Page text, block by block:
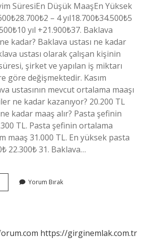
SüresiEn Düşük MaaşEn Yüksek
– 4 yıl18.700₺34.500₺5
yıl +21.900₺37. Baklava
ne kadar? Baklava ustası ne kadar
ustası olarak çalışan kişinin
şirket ve yapılan iş miktarı
göre değişmektedir. Kasım
ustasının mevcut ortalama maaşı
ne kadar kazanıyor? 20.200 TL
kadar maaş alır? Pasta şefinin
TL. Pasta şefinin ortalama
maaş 31.000 TL. En yüksek pasta
22.300₺ 31. Baklava…
BaklavacılarYorum Bırak
https://girginemlak.com.tr